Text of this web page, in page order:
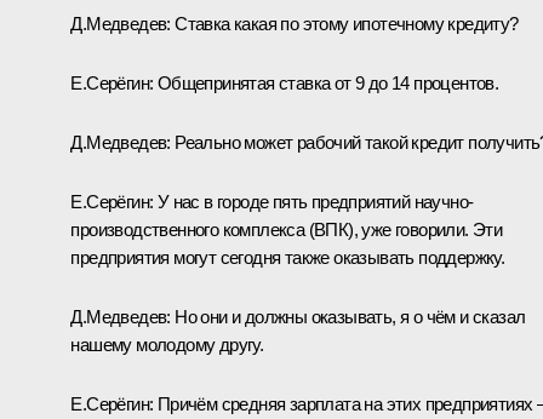
Д.Медведев:Ставка какая по этому ипотечному кредиту?
Е.Серёгин: Общепринятая ставка от 9 до 14 процентов.
Д.Медведев: Реально может рабочий такой кредит
Е.Серёгин: У нас в городе пять предприятий научно-
производственного комплекса (ВПК), уже говорили. Эти
предприятия могут сегодня также оказывать поддержку.
Д.Медведев: Но они и должны оказывать, я о чём и сказал
нашему молодому другу.
Е.Серёгин: Причём средняя зарплата на этих предприятиях